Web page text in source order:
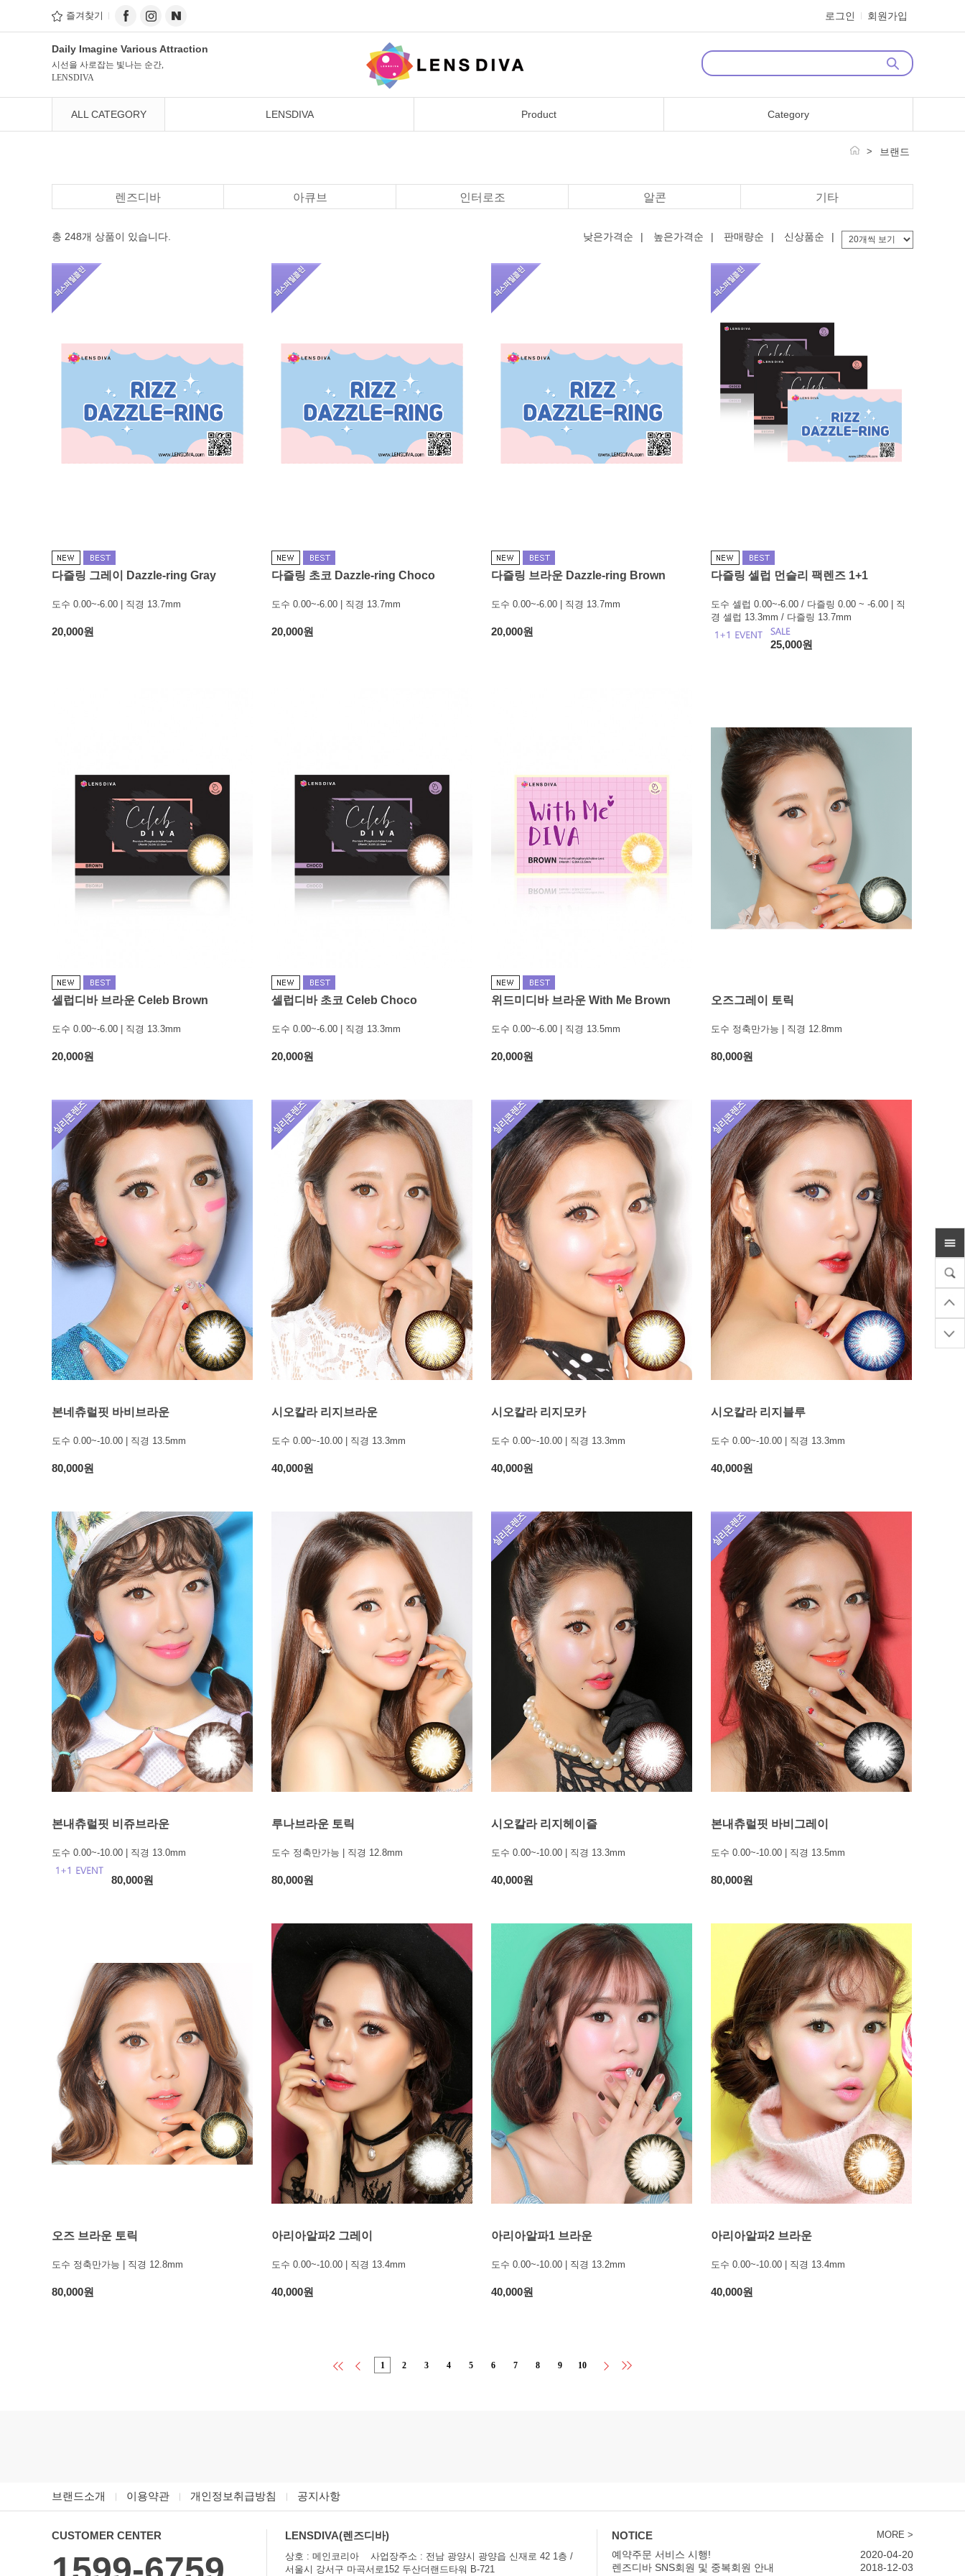
즐겨찾기 로그인 회원가입
Daily Imagine Various Attraction
시선을 사로잡는 빛나는 순간,
LENSDIVA
LENSDIVA Product Category
ALL CATEGORY
> 브랜드
렌즈디바 아큐브 인터로조 알콘 기타
총 248개 상품이 있습니다. 낮은가격순 | 높은가격순 | 판매량순 | 신상품순 |
다즐링 그레이 Dazzle-ring Gray
도수 0.00~-6.00 | 직경 13.7mm
20,000원
다즐링 초코 Dazzle-ring Choco
도수 0.00~-6.00 | 직경 13.7mm
20,000원
다즐링 브라운 Dazzle-ring Brown
도수 0.00~-6.00 | 직경 13.7mm
20,000원
다즐링 셀럽 먼슬리 팩렌즈 1+1
도수 셀럽 0.00~-6.00 / 다즐링 0.00 ~ -6.00 | 직
경 셀럽 13.3mm / 다즐링 13.7mm
25,000원
셀럽디바 브라운 Celeb Brown
도수 0.00~-6.00 | 직경 13.3mm
20,000원
셀럽디바 초코 Celeb Choco
도수 0.00~-6.00 | 직경 13.3mm
20,000원
위드미디바 브라운 With Me Brown
도수 0.00~-6.00 | 직경 13.5mm
20,000원
오즈그레이 토릭
도수 정축만가능 | 직경 12.8mm
80,000원
본네츄럴핏 바비브라운
도수 0.00~-10.00 | 직경 13.5mm
80,000원
시오칼라 리지브라운
도수 0.00~-10.00 | 직경 13.3mm
40,000원
시오칼라 리지모카
도수 0.00~-10.00 | 직경 13.3mm
40,000원
시오칼라 리지블루
도수 0.00~-10.00 | 직경 13.3mm
40,000원
본내츄럴핏 비쥬브라운
도수 0.00~-10.00 | 직경 13.0mm
80,000원
루나브라운 토릭
도수 정축만가능 | 직경 12.8mm
80,000원
시오칼라 리지헤이즐
도수 0.00~-10.00 | 직경 13.3mm
40,000원
본내츄럴핏 바비그레이
도수 0.00~-10.00 | 직경 13.5mm
80,000원
오즈 브라운 토릭
도수 정축만가능 | 직경 12.8mm
80,000원
아리아알파2 그레이
도수 0.00~-10.00 | 직경 13.4mm
40,000원
아리아알파1 브라운
도수 0.00~-10.00 | 직경 13.2mm
40,000원
아리아알파2 브라운
도수 0.00~-10.00 | 직경 13.4mm
40,000원
1 2 3 4 5 6 7 8 9 10
브랜드소개 이용약관 개인정보취급방침 공지사항
CUSTOMER CENTER LENSDIVA(렌즈디바)
상호 : 메인코리아 사업장주소 : 전남 광양시 광양읍 신재로 42 1층 /
서울시 강서구 마곡서로152 두산더랜드타워 B-721
NOTICE MORE >
예약주문 서비스 시행!
2020-04-20
렌즈디바 SNS회원 및 중복회원 안내
2018-12-03